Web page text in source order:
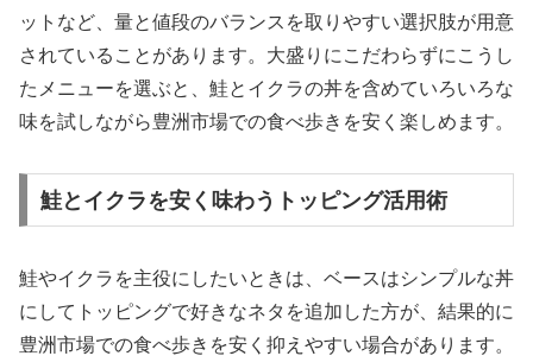
ットなど、量と値段のバランスを取りやすい選択肢が用意
されていることがあります。大盛りにこだわらずにこうし
たメニューを選ぶと、鮭とイクラの丼を含めていろいろな
味を試しながら豊洲市場での食べ歩きを安く楽しめます。
鮭とイクラを安く味わうトッピング活用術
鮭やイクラを主役にしたいときは、ベースはシンプルな丼
にしてトッピングで好きなネタを追加した方が、結果的に
豊洲市場での食べ歩きを安く抑えやすい場合があります。